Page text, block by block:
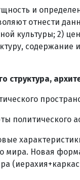
и
отнести
культуры; 2)
структура,
политического
мира. Новая